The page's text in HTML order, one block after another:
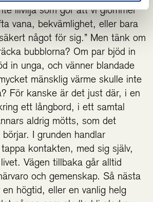
illvilja som gör att vi glömmer
vana, bekvämlighet, eller bara
något för sig.” Men tänk om
bubblorna? Om par bjöd in
in unga, och vänner blandade
mänsklig värme skulle inte
För kanske är det just där, i en
ett långbord, i ett samtal
aldrig mötts, som det
I grunden handlar
kontakten, med sig själv,
Vägen tillbaka går alltid
och gemenskap. Så nästa
högtid, eller en vanlig helg